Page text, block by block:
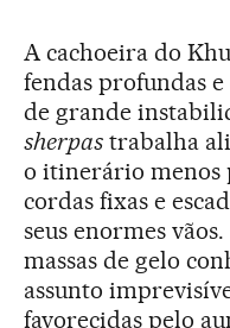
A cachoeira do
fendas profundas
de grande
sherpastrabalha
o itinerário menos
cordas fixas e
seus enormes
massas de gelo
assunto
favorecidas pelo